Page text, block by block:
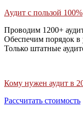
Аудит с пользой 100%
Проводим 1200+
Обеспечим порядок в
Только штатные
Кому нужен аудит в
Рассчитать стоимость